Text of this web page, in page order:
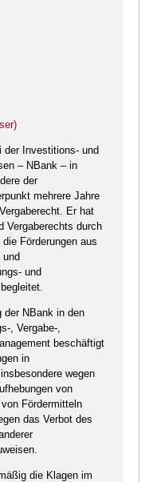
Investitions- und
– NBank – in
der
mehrere Jahre
Er hat
Vergaberechts durch
Förderungen aus
und
der NBank in den
, Vergabe-,
beschäftigt
in
wegen
von
Fördermitteln
das Verbot des
die Klagen im